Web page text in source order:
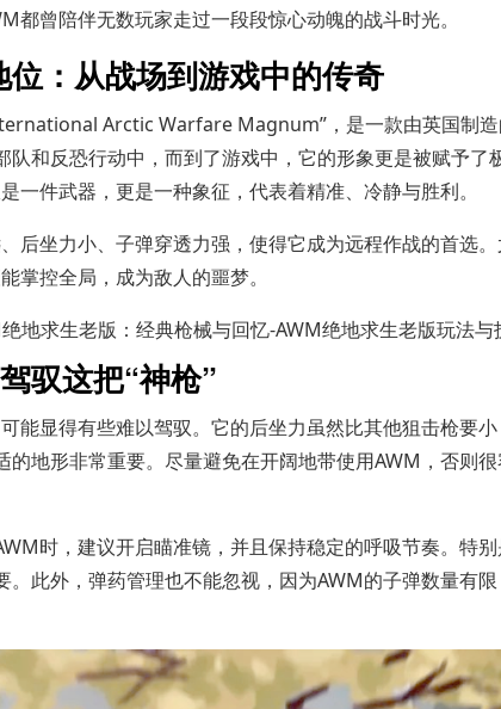
都曾陪伴无数玩家走过一段段惊心动魄的战斗时光。
：从战场到游戏中的传奇
Arctic Warfare Magnum”，是一款由英国制
队和反恐行动中，而到了游戏中，它的形象更是被赋予了
一件武器，更是一种象征，代表着精准、冷静与胜利。
后坐力小、子弹穿透力强，使得它成为远程作战的首选
掌控全局，成为敌人的噩梦。
驭这把“神枪”
能显得有些难以驾驭。它的后坐力虽然比其他狙击枪要
的地形非常重要。尽量避免在开阔地带使用AWM，否则
时，建议开启瞄准镜，并且保持稳定的呼吸节奏。特
。此外，弹药管理也不能忽视，因为AWM的子弹数量有